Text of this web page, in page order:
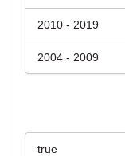
2010 - 2019
2004 - 2009
true